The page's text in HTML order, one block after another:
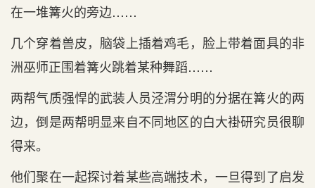
在一堆篝火的旁边……
几个穿着兽皮，脑袋上插着鸡毛，脸上带着面具的非
洲巫师正围着篝火跳着某种舞蹈……
两帮气质强悍的武装人员泾渭分明的分据在篝火的两
边，倒是两帮明显来自不同地区的白大褂研究员很聊
得来。
他们聚在一起探讨着某些高端技术，一旦得到了启发